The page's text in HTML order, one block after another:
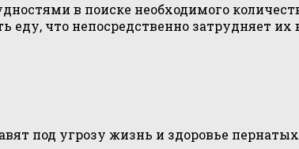
в поиске необходимого
еду, что непосредственно затрудняет
под угрозу жизнь и здоровье